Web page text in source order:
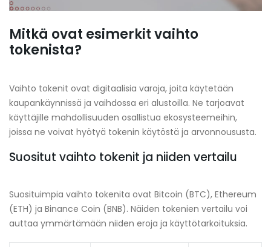
Mitkä ovat esimerkit vaihto
tokenista?
Vaihto tokenit ovat digitaalisia varoja, joita käytetään
kaupankäynnissä ja vaihdossa eri alustoilla. Ne tarjoavat
käyttäjille mahdollisuuden osallistua ekosysteemeihin,
joissa ne voivat hyötyä tokenin käytöstä ja arvonnoususta.
Suositut vaihto tokenit ja niiden vertailu
Suosituimpia vaihto tokenita ovat Bitcoin (BTC), Ethereum
(ETH) ja Binance Coin (BNB). Näiden tokenien vertailu voi
auttaa ymmärtämään niiden eroja ja käyttötarkoituksia.